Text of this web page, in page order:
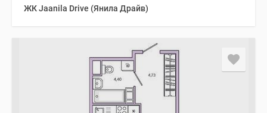
ЖК Jaanila Drive (Янила Драйв)